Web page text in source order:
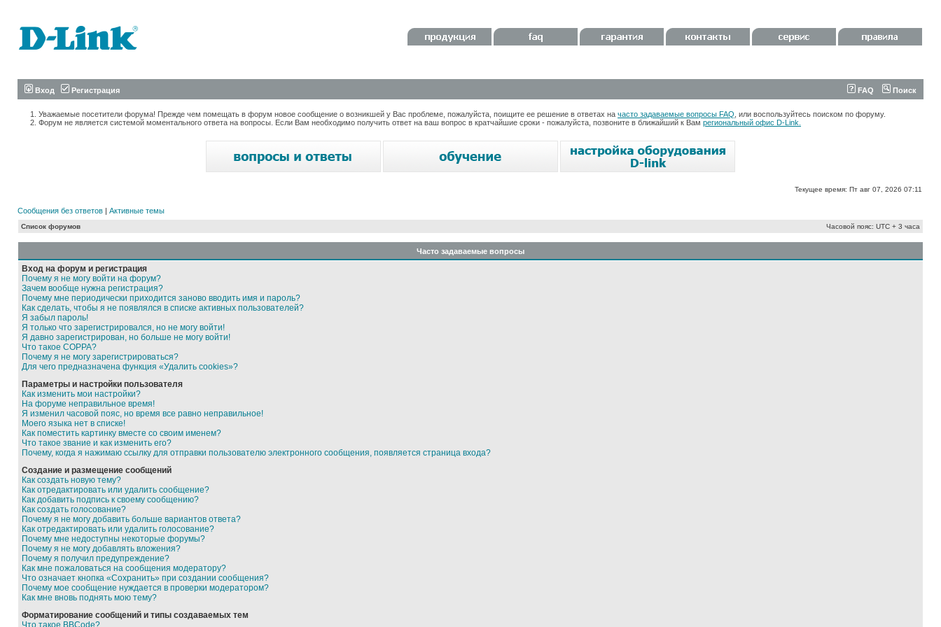
Вход Регистрация FAQ Поиск
Уважаемые посетители форума! Прежде чем помещать в форум новое сообщение о возникшей у Вас проблеме, пожалуйста, поищите ее решение в ответах на часто задаваемые вопросы FAQ , или воспользуйтесь поиском по форуму.
Форум не является системой моментального ответа на вопросы. Если Вам необходимо получить ответ на ваш вопрос в кратчайшие сроки - пожалуйста, позвоните в ближайший к Вам региональный офис D-Link.
Текущее время: Пт авг 07, 2026 07:11
Сообщения без ответов | Активные темы
Список форумов Часовой пояс: UTC + 3 часа
Часто задаваемые вопросы
Вход на форум и регистрация
Почему я не могу войти на форум?
Зачем вообще нужна регистрация?
Почему мне периодически приходится заново вводить имя и пароль?
Как сделать, чтобы я не появлялся в списке активных пользователей?
Я забыл пароль!
Я только что зарегистрировался, но не могу войти!
Я давно зарегистрирован, но больше не могу войти!
Что такое COPPA?
Почему я не могу зарегистрироваться?
Для чего предназначена функция «Удалить cookies»?
Параметры и настройки пользователя
Как изменить мои настройки?
На форуме неправильное время!
Я изменил часовой пояс, но время все равно неправильное!
Моего языка нет в списке!
Как поместить картинку вместе со своим именем?
Что такое звание и как изменить его?
Почему, когда я нажимаю ссылку для отправки пользователю электронного сообщения, появляется страница входа?
Создание и размещение сообщений
Как создать новую тему?
Как отредактировать или удалить сообщение?
Как добавить подпись к своему сообщению?
Как создать голосование?
Почему я не могу добавить больше вариантов ответа?
Как отредактировать или удалить голосование?
Почему мне недоступны некоторые форумы?
Почему я не могу добавлять вложения?
Почему я получил предупреждение?
Как мне пожаловаться на сообщения модератору?
Что означает кнопка «Сохранить» при создании сообщения?
Почему мое сообщение нуждается в проверки модератором?
Как мне вновь поднять мою тему?
Форматирование сообщений и типы создаваемых тем
Что такое BBCode?